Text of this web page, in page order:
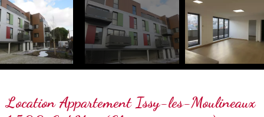
Location Appartement Issy-les-Moulineaux